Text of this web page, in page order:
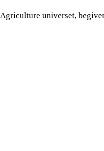
universet,